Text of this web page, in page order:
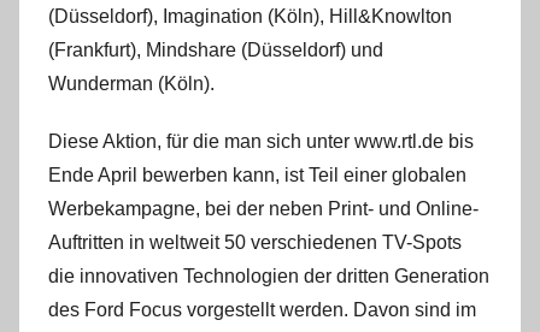
(Düsseldorf), Imagination (Köln), Hill&Knowlton
(Frankfurt), Mindshare (Düsseldorf) und
Wunderman (Köln).
Diese Aktion, für die man sich unter www.rtl.de bis
Ende April bewerben kann, ist Teil einer globalen
Werbekampagne, bei der neben Print- und Online-
Auftritten in weltweit 50 verschiedenen TV-Spots
die innovativen Technologien der dritten Generation
des Ford Focus vorgestellt werden. Davon sind im